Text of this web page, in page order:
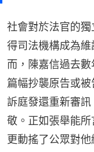
社會對於法官的
得司法機構成為
而，陳嘉信過去
篇幅抄襲原告或
訴庭發還重新審
敬。正如張舉能所
更動搖了公眾對